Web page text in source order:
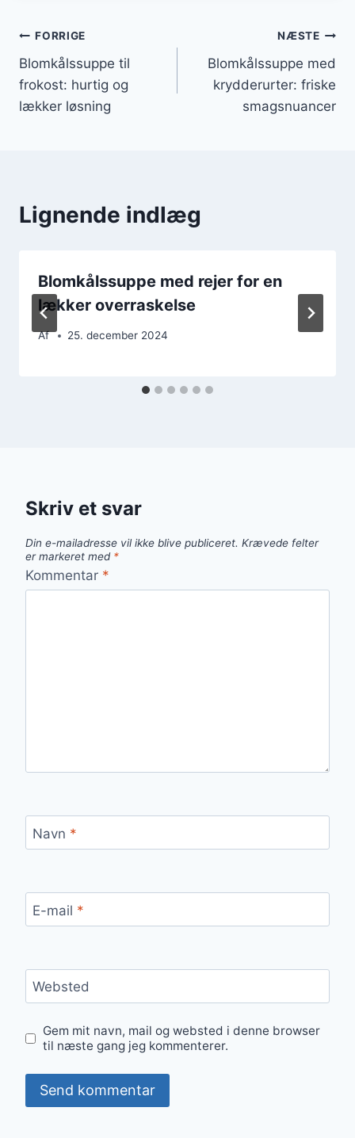
Indlægsnavigation
FORRIGE
Blomkålssuppe til
frokost: hurtig og
lækker løsning
NÆSTE
Blomkålssuppe med
krydderurter: friske
smagsnuancer
Lignende indlæg
Blomkålssuppe med rejer for en
lækker overraskelse
Af 25. december 2024
Skriv et svar
Din e-mailadresse vil ikke blive publiceret. Krævede felter
er markeret med *
Kommentar *
Navn *
E-mail *
Websted
Gem mit navn, mail og websted i denne browser
til næste gang jeg kommenterer.